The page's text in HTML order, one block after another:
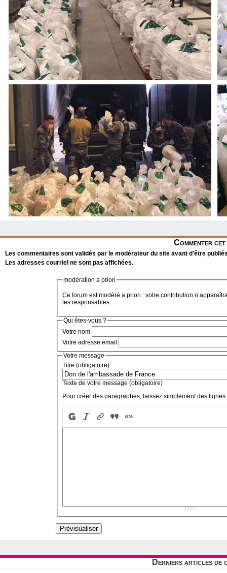
Commenter
Les commentaires sont validés par le modérateur du site avant d'être
Les adresses courriel ne sont pas affichées.
modération a priori
Ce forum est modéré a priori : votre contribution
les responsables.
Qui êtes-vous ?
Votre nom
Votre adresse email
Votre message
Titre (obligatoire)
Texte de votre message (obligatoire)
Pour créer des paragraphes, laissez simplement des lignes
Derniers articles de